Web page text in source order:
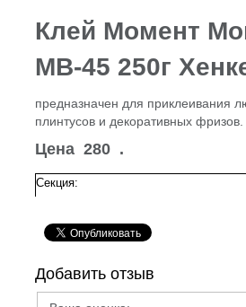
Клей Момент
МВ-45 250г
предназначен для приклеивания
плинтусов и декоративных фризов.
Цена 280 .
Секция:
Добавить отзыв